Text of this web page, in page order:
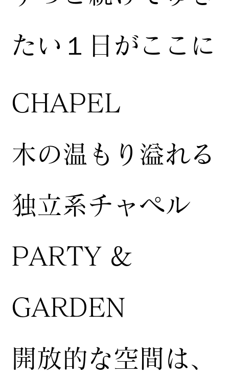
たい１日がここに
CHAPEL
木の温もり溢れる
独立系チャペル
PARTY &
GARDEN
開放的な空間は、